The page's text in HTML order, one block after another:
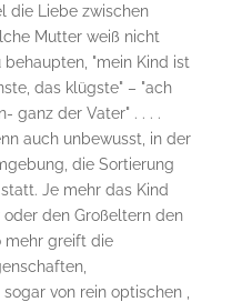
die Liebe zwischen
Mutter weiß nicht
"mein Kind ist
das klügste" – "ach
ganz der Vater" . . . .
auch unbewusst, in der
die Sortierung
Je mehr das Kind
den Großeltern den
mehr greift die
von rein optischen ,